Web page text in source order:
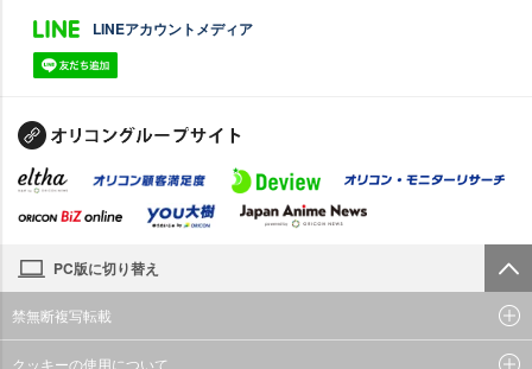
LINEアカウントメディア
PC版に切り替え
禁無断複写転載
クッキーの使用について